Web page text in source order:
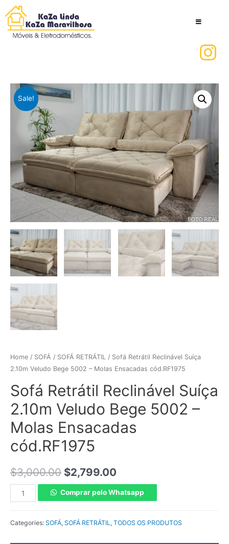
Sale!
Home / SOFÁ / SOFÁ RETRÁTIL / Sofá Retrátil Reclinável Suíça
2.10m Veludo Bege 5002 – Molas Ensacadas cód.RF1975
Sofá Retrátil Reclinável Suíça
2.10m Veludo Bege 5002 –
Molas Ensacadas
cód.RF1975
$3,000.00 $2,799.00
Comprar pelo Whatsapp
Categories: SOFÁ, SOFÁ RETRÁTIL , TODOS OS PRODUTOS